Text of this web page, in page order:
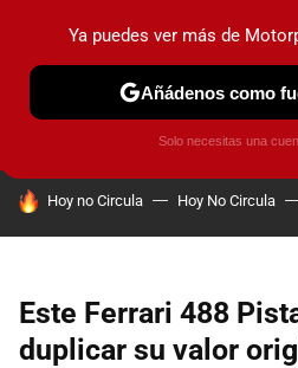
PRUEBAS INDUSTRIA HOY
HOY SE HABLA DE
Hoy no Circula Hoy No Circula
Este Ferrari 488
duplicar su valor
Ya puedes ver más de
Añádenos como
Solo necesitas una